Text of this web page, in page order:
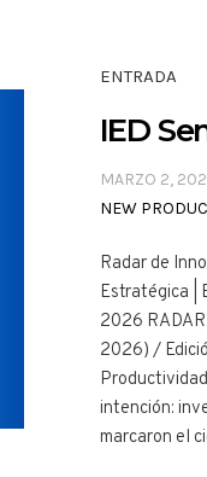
ENTRADA
IED
MARZO 2,
NEW
Radar de
Estratégica |
2026
2026) /
intención:
marcaron el